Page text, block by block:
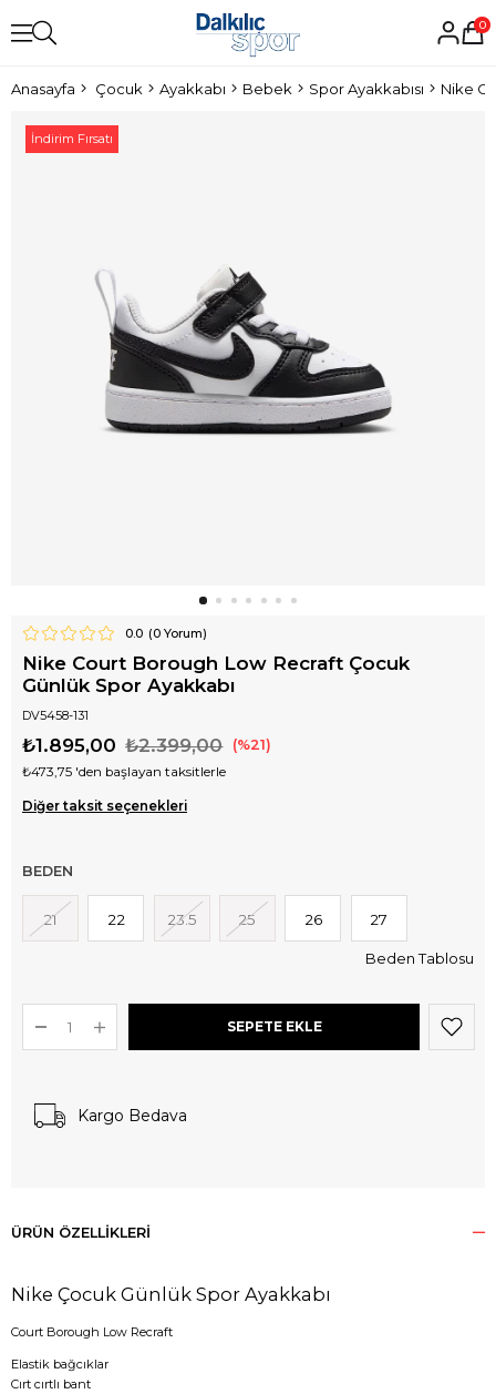
0
Anasayfa Çocuk Ayakkabı Bebek Spor Ayakkabısı
İndirim Fırsatı
0.0 (0Yorum)
Nike Court Borough Low Recraft Çocuk
Günlük Spor Ayakkabı
DV5458-131
₺2.399,00
₺1.895,00 21
₺473,75 'den başlayan taksitlerle
Diğer taksit seçenekleri
BEDEN
21 22 23.5 25 26 27
Beden Tablosu
Kargo Bedava
ÜRÜN ÖZELLIKLERI
Nike Çocuk Günlük Spor Ayakkabı
Court Borough Low Recraft
Elastik bağcıklar
Cırt cırtlı bant